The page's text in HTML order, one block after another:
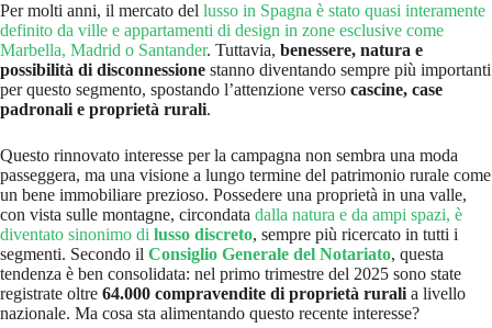
Per molti anni, il mercato del lusso in Spagna è stato quasi interamente
definito da ville e appartamenti di design in zone esclusive come
Marbella, Madrid o Santander. Tuttavia, benessere, natura e
possibilità di disconnessione stanno diventando sempre più importanti
per questo segmento, spostando l’attenzione verso cascine, case
padronali e proprietà rurali.
Questo rinnovato interesse per la campagna non sembra una moda
passeggera, ma una visione a lungo termine del patrimonio rurale come
un bene immobiliare prezioso. Possedere una proprietà in una valle,
con vista sulle montagne, circondata dalla natura e da ampi spazi, è
diventato sinonimo di lusso discreto, sempre più ricercato in tutti i
segmenti. Secondo il Consiglio Generale del Notariato, questa
tendenza è ben consolidata: nel primo trimestre del 2025 sono state
registrate oltre 64.000 compravendite di proprietà rurali a livello
nazionale. Ma cosa sta alimentando questo recente interesse?